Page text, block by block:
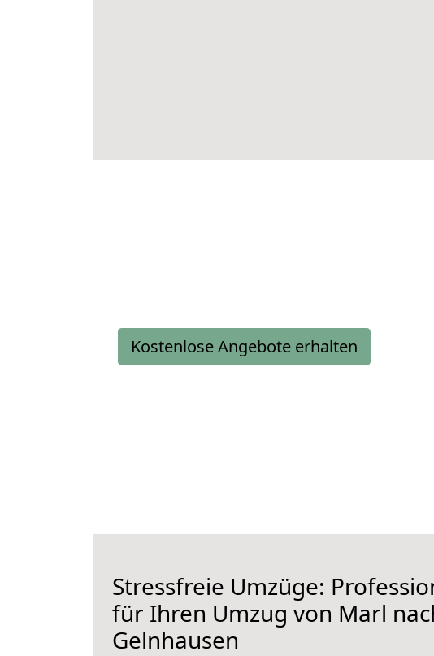
Kostenlose Angebote erhalten
Stressfreie Umzüge:
für Ihren Umzug von Marl
Gelnhausen